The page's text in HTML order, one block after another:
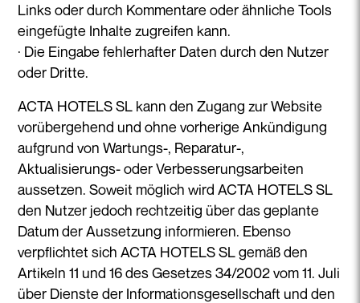
Links oder durch Kommentare oder ähnliche Tools
eingefügte Inhalte zugreifen kann.
· Die Eingabe fehlerhafter Daten durch den Nutzer
oder Dritte.
ACTA HOTELS SL kann den Zugang zur Website
vorübergehend und ohne vorherige Ankündigung
aufgrund von Wartungs-, Reparatur-,
Aktualisierungs- oder Verbesserungsarbeiten
aussetzen. Soweit möglich wird ACTA HOTELS SL
den Nutzer jedoch rechtzeitig über das geplante
Datum der Aussetzung informieren. Ebenso
verpflichtet sich ACTA HOTELS SL gemäß den
Artikeln 11 und 16 des Gesetzes 34/2002 vom 11. Juli
über Dienste der Informationsgesellschaft und den